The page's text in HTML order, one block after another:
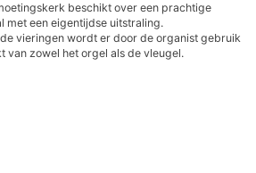
beschikt over een prachtige
met een eigentijdse uitstraling.
vieringen wordt er door de organist gebruik
van zowel het orgel als de vleugel.